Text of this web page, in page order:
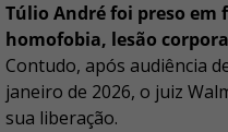
Túlio André foi preso em
homofobia, lesão
Contudo, após audiência
janeiro de 2026, o juiz
sua liberação.